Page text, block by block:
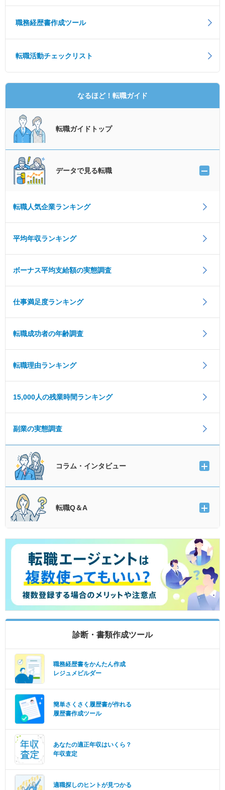
職務経歴書作成ツール
転職活動チェックリスト
なるほど！転職ガイド
転職ガイドトップ
データで見る転職
転職人気企業ランキング
平均年収ランキング
ボーナス平均支給額の実態調査
仕事満足度ランキング
転職成功者の年齢調査
転職理由ランキング
15,000人の残業時間ランキング
副業の実態調査
コラム・インタビュー
転職Q＆A
診断・書類作成ツール
職務経歴書をかんたん作成
レジュメビルダー
簡単さくさく履歴書が作れる
履歴書作成ツール
あなたの適正年収はいくら？
年収査定
適職探しのヒントが見つかる